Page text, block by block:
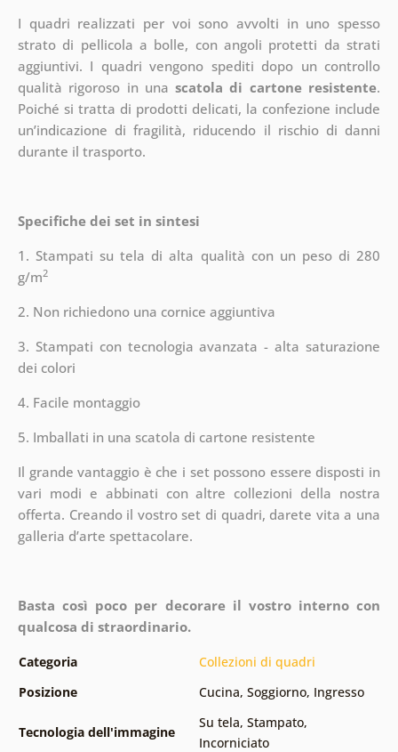
I quadri realizzati per voi sono avvolti in uno spesso
strato di pellicola a bolle, con angoli protetti da strati
aggiuntivi. I quadri vengono spediti dopo un controllo
qualità rigoroso in unascatola di cartone resistente.
Poiché si tratta di prodotti delicati, la confezione include
un’indicazione di fragilità, riducendo il rischio di danni
durante il trasporto.
Specifiche dei set in sintesi
1. Stampati su tela di alta qualità con un peso di 280
g/m2
2. Non richiedono una cornice aggiuntiva
3. Stampati con tecnologia avanzata - alta saturazione
dei colori
4. Facile montaggio
5. Imballati in una scatola di cartone resistente
Il grande vantaggio è che i set possono essere disposti in
vari modi e abbinati con altre collezioni della nostra
offerta. Creando il vostro set di quadri, darete vita a una
galleria d’arte spettacolare.
Basta così poco per decorare il vostro interno con
qualcosa di straordinario.
Categoria
Collezioni di quadri
Posizione
Cucina, Soggiorno, Ingresso
Tecnologia dell'immagine
Su tela, Stampato,
Incorniciato